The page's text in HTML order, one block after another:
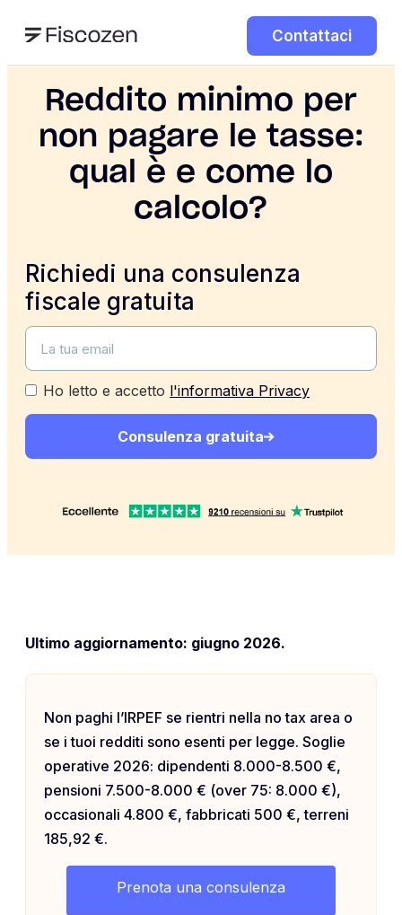
Contattaci
Reddito minimo per
non pagare le tasse:
qual è e come lo
calcolo?
Richiedi una consulenza
fiscale gratuita
Ho letto e accetto l'informativa Privacy
Consulenza gratuita
Ultimo aggiornamento: giugno 2026.
Non paghi l’IRPEF se rientri nella no tax area o
se i tuoi redditi sono esenti per legge. Soglie
operative 2026: dipendenti 8.000-8.500 €,
pensioni 7.500-8.000 € (over 75: 8.000 €),
occasionali 4.800 €, fabbricati 500 €, terreni
185,92 €.
Prenota una consulenza